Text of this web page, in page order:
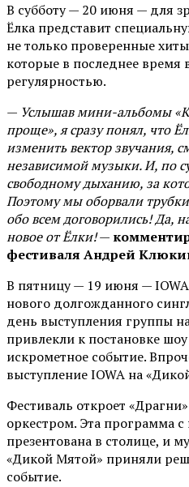
В субботу — 20 июня — для
Ёлка представит
не только проверенные
которые в последнее время
регулярностью.
— Услышав мини-альбомы
проще», я сразу понял, что
изменить вектор звучания,
независимой музыки. И, по
свободному дыханию, за
Поэтому мы оборвали
обо всем договорились! Да,
новое от Ёлки!—
фестиваля Андрей
В пятницу — 19 июня —
нового долгожданного
день выступления группы
привлекли к постановке
искрометное событие.
выступление IOWA на
Фестиваль откроет
оркестром. Эта программа
презентована в столице, и
«Дикой Мятой» приняли
событие.